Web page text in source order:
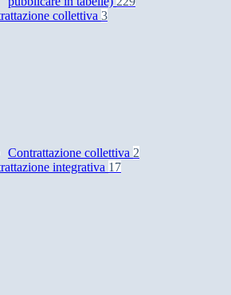
collettiva 3
Contrattazione collettiva 2
integrativa 17